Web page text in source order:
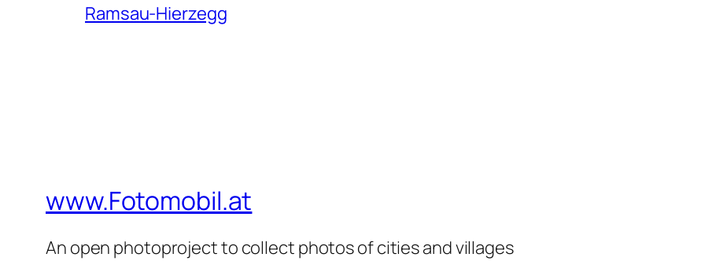
Ramsau-Hierzegg
www.Fotomobil.at
An open photoproject to collect photos of cities and villages